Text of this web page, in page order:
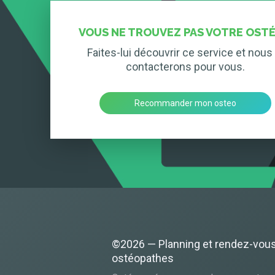
VOUS NE TROUVEZ PAS VOTRE
Faites-lui découvrir ce service et nous
contacterons pour vous.
Recommander mon osteo
©2026 — Planning et rendez-
ostéopathes